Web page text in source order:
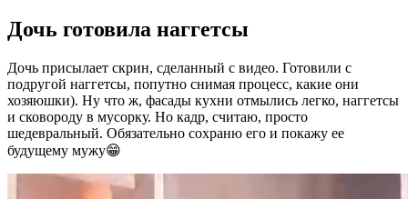
Дочь готовила наггетсы
Дочь присылает скрин, сделанный с видео. Готовили с
подругой наггетсы, попутно снимая процесс, какие они
хозяюшки). Ну что ж, фасады кухни отмылись легко, наггетсы
и сковороду в мусорку. Но кадр, считаю, просто
шедевральный. Обязательно сохраню его и покажу ее
будущему мужу😁